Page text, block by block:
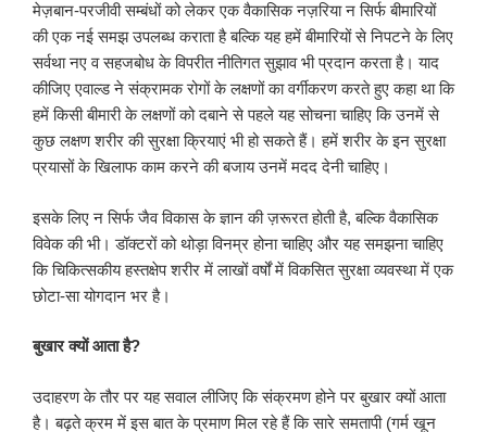
मेज़बान-परजीवी सम्बंधों को लेकर एक वैकासिक नज़रिया न सिर्फ बीमारियों
की एक नई समझ उपलब्ध कराता है बल्कि यह हमें बीमारियों से निपटने के लिए
सर्वथा नए व सहजबोध के विपरीत नीतिगत सुझाव भी प्रदान करता है। याद
कीजिए एवाल्ड ने संक्रामक रोगों के लक्षणों का वर्गीकरण करते हुए कहा था कि
हमें किसी बीमारी के लक्षणों को दबाने से पहले यह सोचना चाहिए कि उनमें से
कुछ लक्षण शरीर की सुरक्षा क्रियाएं भी हो सकते हैं। हमें शरीर के इन सुरक्षा
प्रयासों के खिलाफ काम करने की बजाय उनमें मदद देनी चाहिए।
इसके लिए न सिर्फ जैव विकास के ज्ञान की ज़रूरत होती है, बल्कि वैकासिक
विवेक की भी। डॉक्टरों को थोड़ा विनम्र होना चाहिए और यह समझना चाहिए
कि चिकित्सकीय हस्तक्षेप शरीर में लाखों वर्षों में विकसित सुरक्षा व्यवस्था में एक
छोटा-सा योगदान भर है।
बुखार क्यों आता है?
उदाहरण के तौर पर यह सवाल लीजिए कि संक्रमण होने पर बुखार क्यों आता
है। बढ़ते क्रम में इस बात के प्रमाण मिल रहे हैं कि सारे समतापी (गर्म खून